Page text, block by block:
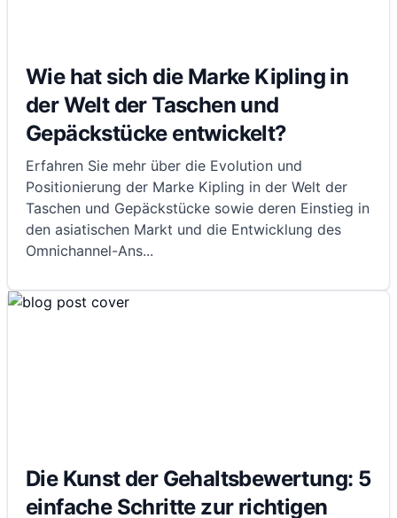
Wie hat sich die Marke Kipling in
der Welt der Taschen und
Gepäckstücke entwickelt?
Erfahren Sie mehr über die Evolution und
Positionierung der Marke Kipling in der Welt der
Taschen und Gepäckstücke sowie deren Einstieg in
den asiatischen Markt und die Entwicklung des
Omnichannel-Ans...
Die Kunst der Gehaltsbewertung: 5
einfache Schritte zur richtigen